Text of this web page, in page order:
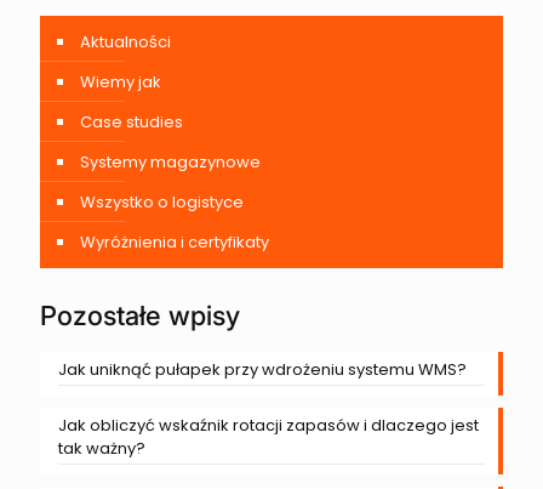
Aktualności
Wiemy jak
Case studies
Systemy magazynowe
Wszystko o logistyce
Wyróżnienia i certyfikaty
Pozostałe wpisy
Jak uniknąć pułapek przy wdrożeniu systemu WMS?
Jak obliczyć wskaźnik rotacji zapasów i dlaczego jest
tak ważny?